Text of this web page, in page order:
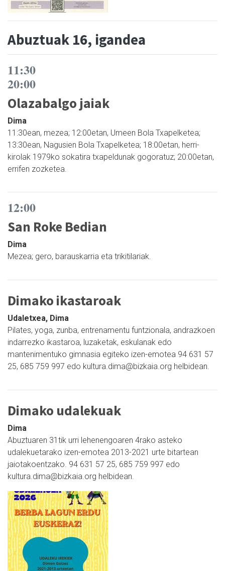
Abuztuak 16, igandea
11:30
20:00
Olazabalgo jaiak
Dima
11:30ean, mezea; 12:00etan, Umeen Bola Txapelketea;
13:30ean, Nagusien Bola Txapelketea; 18:00etan, herri-
kirolak 1979ko sokatira txapeldunak gogoratuz; 20:00etan,
errifen zozketea.
12:00
San Roke Bedian
Dima
Mezea; gero, barauskarria eta trikitilariak.
Dimako ikastaroak
Udaletxea, Dima
Pilates, yoga, zunba, entrenamentu funtzionala, andrazkoen
indarrezko ikastaroa, luzaketak, eskulanak edo
mantenimentuko gimnasia egiteko izen-emotea 94 631 57
25, 685 759 997 edo kultura.dima@bizkaia.org helbidean.
Dimako udalekuak
Dima
Abuztuaren 31tik urri lehenengoaren 4rako asteko
udalekuetarako izen-emotea 2013-2021 urte bitartean
jaiotakoentzako. 94 631 57 25, 685 759 997 edo
kultura.dima@bizkaia.org helbidean.